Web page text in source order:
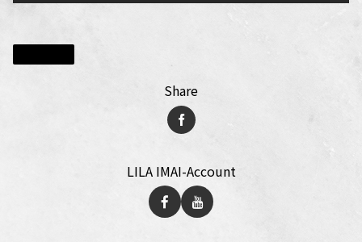
Share
LILA IMAI-Account